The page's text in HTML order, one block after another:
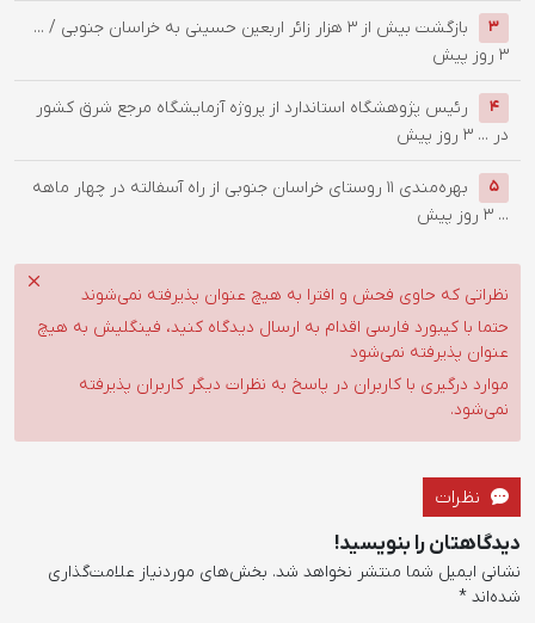
3
بازگشت بیش از ۳ هزار زائر اربعین حسینی به خراسان جنوبی / ...
3 روز پیش
4
رئیس پژوهشگاه استاندارد از پروژه آزمایشگاه مرجع شرق کشور
در ... 3 روز پیش
5
بهره‌مندی ۱۱ روستای خراسان جنوبی از راه آسفالته در چهار ماهه
... 3 روز پیش
نظراتی که حاوی فحش و افترا به هیچ عنوان پذیرفته نمی‌شوند
حتما با کیبورد فارسی اقدام به ارسال دیدگاه کنید، فینگلیش به هیچ
عنوان پذیرفته نمی‌شود
موارد درگیری با کاربران در پاسخ به نظرات دیگر کاربران پذیرفته
نمی‌شود.
نظرات
دیدگاهتان را بنویسید!
نشانی ایمیل شما منتشر نخواهد شد. بخش‌های موردنیاز علامت‌گذاری
شده‌اند *